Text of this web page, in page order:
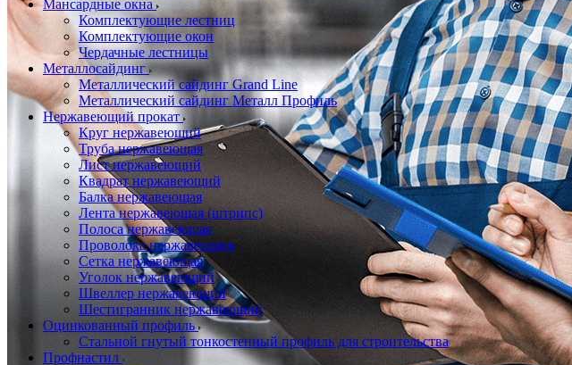
Мансардные окна
Комплектующие лестниц
Комплектующие окон
Чердачные лестницы
Металлосайдинг
Металлический сайдинг Grand Line
Металлический сайдинг Металл Профиль
Нержавеющий прокат
Круг нержавеющий
Труба нержавеющая
Лист нержавеющий
Квадрат нержавеющий
Балка нержавеющая
Лента нержавеющая (штрипс)
Полоса нержавеющая
Проволока нержавеющая
Сетка нержавеющая
Уголок нержавеющий
Швеллер нержавеющий
Шестигранник нержавеющий
Оцинкованный профиль
Стальной гнутый тонкостенный профиль для строительства
Профнастил